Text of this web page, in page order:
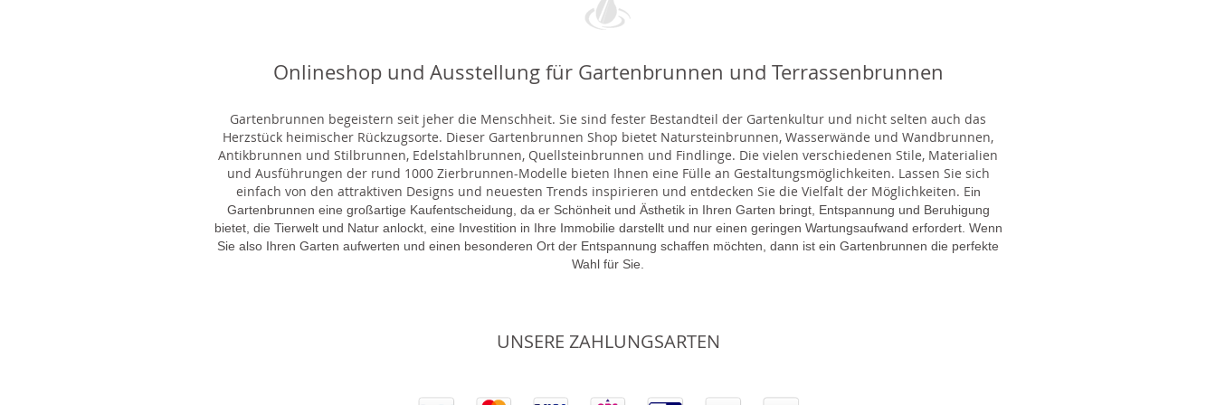
Onlineshop und Ausstellung für Gartenbrunnen und Terrassenbrunnen
Gartenbrunnen begeistern seit jeher die Menschheit. Sie sind fester Bestandteil der Gartenkultur und nicht selten auch das
Herzstück heimischer Rückzugsorte. Dieser Gartenbrunnen Shop bietet Natursteinbrunnen, Wasserwände und Wandbrunnen,
Antikbrunnen und Stilbrunnen, Edelstahlbrunnen, Quellsteinbrunnen und Findlinge. Die vielen verschiedenen Stile, Materialien
und Ausführungen der rund 1000 Zierbrunnen-Modelle bieten Ihnen eine Fülle an Gestaltungsmöglichkeiten. Lassen Sie sich
einfach von den attraktiven Designs und neuesten Trends inspirieren und entdecken Sie die Vielfalt der Möglichkeiten. Ein
Gartenbrunnen eine großartige Kaufentscheidung, da er Schönheit und Ästhetik in Ihren Garten bringt, Entspannung und Beruhigung
bietet, die Tierwelt und Natur anlockt, eine Investition in Ihre Immobilie darstellt und nur einen geringen Wartungsaufwand erfordert. Wenn
Sie also Ihren Garten aufwerten und einen besonderen Ort der Entspannung schaffen möchten, dann ist ein Gartenbrunnen die perfekte
Wahl für Sie.
UNSERE ZAHLUNGSARTEN